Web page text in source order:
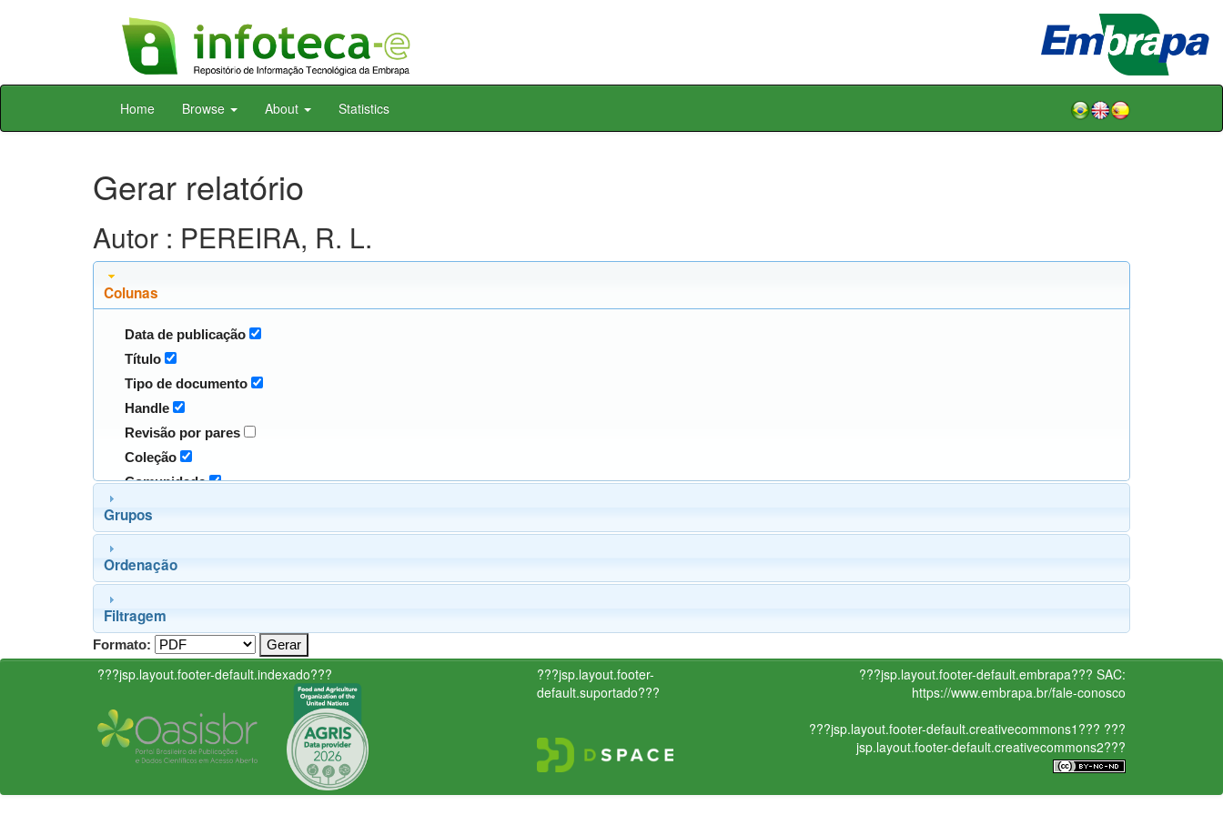
Skip
Home Browse About Statistics
Gerar relatório
Autor : PEREIRA, R. L.
Colunas
Data de publicação
Título
Tipo de documento
Handle
Revisão por pares
Coleção
Comunidade
Grupos
Ordenação
Filtragem
Formato:
???jsp.layout.footer-default.indexado???
???jsp.layout.footer-
default.suportado???
???jsp.layout.footer-default.embrapa??? SAC:
https://www.embrapa.br/fale-conosco
???jsp.layout.footer-default.creativecommons1??? ???
jsp.layout.footer-default.creativecommons2???